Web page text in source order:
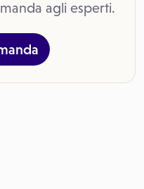
agli esperti.